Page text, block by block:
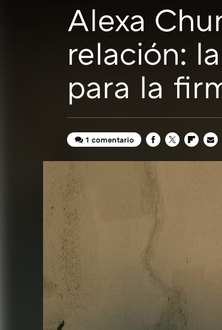
Alexa
relación:
para la
1 comentario